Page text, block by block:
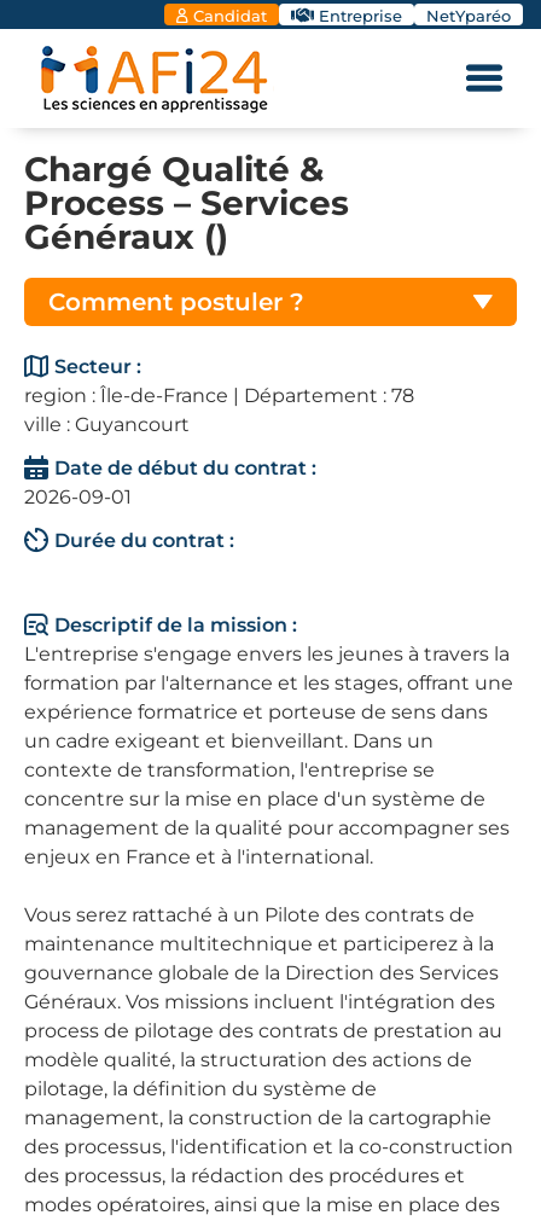
Candidat Entreprise NetYparéo
Chargé Qualité &
Process – Services
Généraux ()
Comment postuler ?
Secteur :
region : Île-de-France | Département : 78
ville : Guyancourt
Date de début du contrat :
2026-09-01
Durée du contrat :
Descriptif de la mission :
L'entreprise s'engage envers les jeunes à travers la
formation par l'alternance et les stages, offrant une
expérience formatrice et porteuse de sens dans
un cadre exigeant et bienveillant. Dans un
contexte de transformation, l'entreprise se
concentre sur la mise en place d'un système de
management de la qualité pour accompagner ses
enjeux en France et à l'international.
Vous serez rattaché à un Pilote des contrats de
maintenance multitechnique et participerez à la
gouvernance globale de la Direction des Services
Généraux. Vos missions incluent l'intégration des
process de pilotage des contrats de prestation au
modèle qualité, la structuration des actions de
pilotage, la définition du système de
management, la construction de la cartographie
des processus, l'identification et la co-construction
des processus, la rédaction des procédures et
modes opératoires, ainsi que la mise en place des